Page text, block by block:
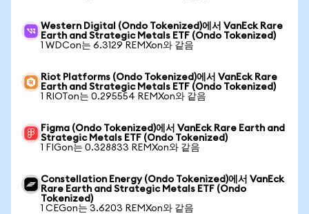
Western Digital (Ondo Tokenized)에서 VanEck Rare
Earth and Strategic Metals ETF (Ondo Tokenized)
1 WDCon는 6.3129 REMXon와 같음
Riot Platforms (Ondo Tokenized)에서 VanEck Rare
Earth and Strategic Metals ETF (Ondo Tokenized)
1 RIOTon는 0.295554 REMXon와 같음
Figma (Ondo Tokenized)에서 VanEck Rare Earth and
Strategic Metals ETF (Ondo Tokenized)
1 FIGon는 0.328833 REMXon와 같음
Constellation Energy (Ondo Tokenized)에서 VanEck
Rare Earth and Strategic Metals ETF (Ondo
Tokenized)
1 CEGon는 3.6203 REMXon와 같음